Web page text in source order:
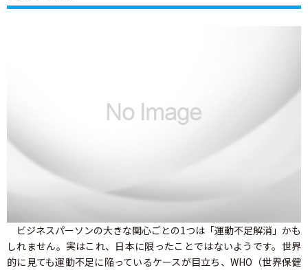
ビジネスパーソンの大きな関心ごとの1つは「運動不足解消」かも
しれません。実はこれ、日本に限ったことではないようです。世界
的に見ても運動不足に陥っているケースが目立ち、WHO（世界保健